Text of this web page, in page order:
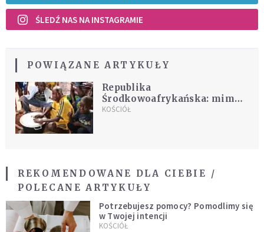
ŚLEDŹ NAS NA INSTAGRAMIE
POWIĄZANE ARTYKUŁY
Republika
Środkowoafrykańska: mimo
strachu parafie działają
KOŚCIÓŁ
REKOMENDOWANE DLA CIEBIE /
POLECANE ARTYKUŁY
Potrzebujesz pomocy? Pomodlimy się
w Twojej intencji
KOŚCIÓŁ